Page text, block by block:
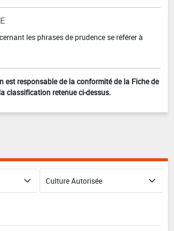
les phrases de prudence se référer à
est responsable de la conformité de la Fiche de
classification retenue ci-dessus.